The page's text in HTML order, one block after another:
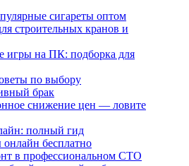
сигареты оптом
строительных кранов и
игры на ПК: подборка для
по выбору
брак
снижение цен — ловите
полный гид
бесплатно
в профессиональном СТО